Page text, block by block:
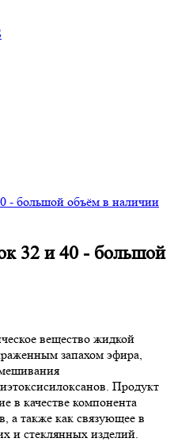
- большой объём в наличии
32 и 40 - большой
вещество жидкой
запахом эфира,
Продукт
в качестве компонента
а также как связующее в
и стеклянных изделий.